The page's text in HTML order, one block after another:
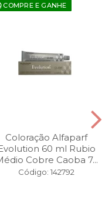
COMPRE E GANHE
Coloração Alfaparf
60 ml Rubio
Cobre Caoba 7...
Código: 142792